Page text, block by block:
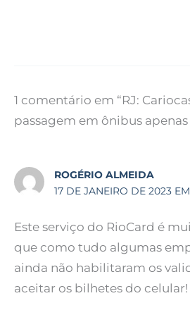
1 comentário em “RJ:
passagem em ônibus
ROGÉRIO ALMEIDA
17 DE JANEIRO DE 2023
Este serviço do RioCard é
que como tudo algumas
ainda não habilitaram os
aceitar os bilhetes do celular!